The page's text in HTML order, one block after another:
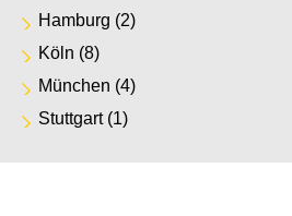
Hamburg (2)
Köln (8)
München (4)
Stuttgart(1)